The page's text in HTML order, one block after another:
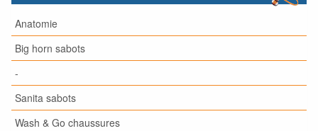
Anatomie
Big horn sabots
-
Sanita sabots
Wash & Go chaussures